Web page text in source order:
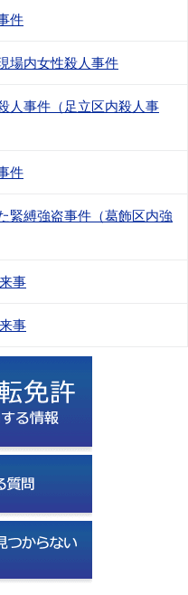
件
場内女性殺人事件
人事件（足立区内殺人事
件
緊縛強盗事件（葛飾区内強
事
事